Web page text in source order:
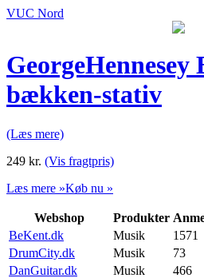
VUC Nord
GeorgeHennesey
bækken-stativ
(Læs mere)
249 kr. (Vis fragtpris)
Læs mere »Køb nu »
Webshop Produkter
BeKent.dk
Musik 1571
DrumCity.dk
Musik 73
DanGuitar.dk
Musik 466